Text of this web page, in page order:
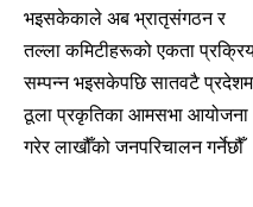
भइसकेकाले अब भ्रातृसंगठन र
तल्ला कमिटीहरूको एकता
सम्पन्न भइसकेपछि सातवटै
ठूला प्रकृतिका आमसभा आयोजना
गरेर लाखौँको जनपरिचालन गर्नेछौँ